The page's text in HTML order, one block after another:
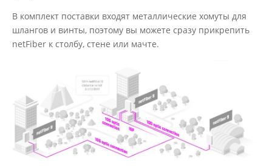
В комплект поставки входят металлические хомуты для
шлангов и винты, поэтому вы можете сразу прикрепить
netFiber к столбу, стене или мачте.